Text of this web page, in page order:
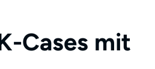
Cases mit